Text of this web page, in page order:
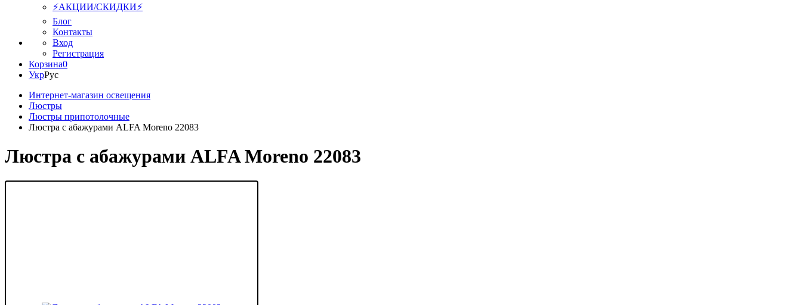
⚡АКЦИИ/СКИДКИ⚡
Блог
Контакты
Вход
Регистрация
Корзина0
УкрРус
Интернет-магазин освещения
Люстры
Люстры припотолочные
Люстра с абажурами ALFA Moreno 22083
Люстра с абажурами ALFA Moreno 22083